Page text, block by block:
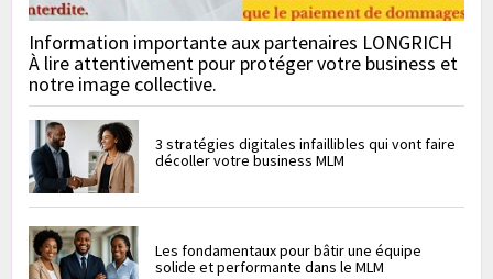
Information importante aux partenaires LONGRICH
À lire attentivement pour protéger votre business et
notre image collective.
3 stratégies digitales infaillibles qui vont faire
décoller votre business MLM
Les fondamentaux pour bâtir une équipe
solide et performante dans le MLM